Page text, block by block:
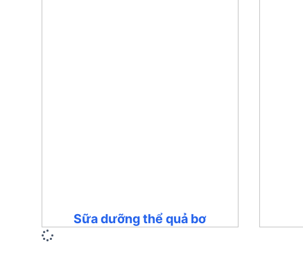
Sữa dưỡng thể quả bơ